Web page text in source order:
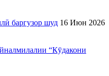
баргузор шуд 16 Июн 2026
“Кӯдакони